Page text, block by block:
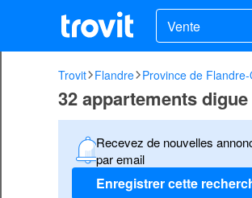
Vente
Trovit Flandre Province de
32 appartements
Recevez de nouvelles
par email
Enregistrer cette